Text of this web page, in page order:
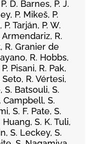
D. Barnes, P. J.
P. Mikeš, P.
Tarján, P. W.
Armendariz, R.
R. Granier de
R. Hobbs,
Pisani, R. Pak,
Seto, R. Vértesi,
S. Batsouli, S.
Campbell, S.
S. F. Pate, S.
S. K. Tuli,
S. Leckey, S.